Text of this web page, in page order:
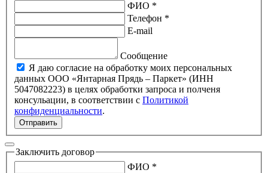
ФИО *
Телефон *
E-mail
Сообщение
Я даю согласие на обработку моих персональных
данных ООО «Янтарная Прядь – Паркет» (ИНН
5047082223) в целях обработки запроса и полченя
консульации, в соответствии с Политикой
конфиденциальности.
Отправить
Заключить договор
ФИО *